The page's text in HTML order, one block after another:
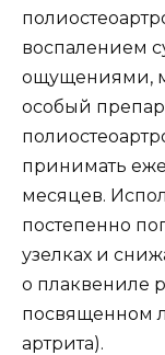
воспалением
ощущениями,
особый
принимать
месяцев.
постепенно
узелках и
о плаквениле
посвященном
артрита).